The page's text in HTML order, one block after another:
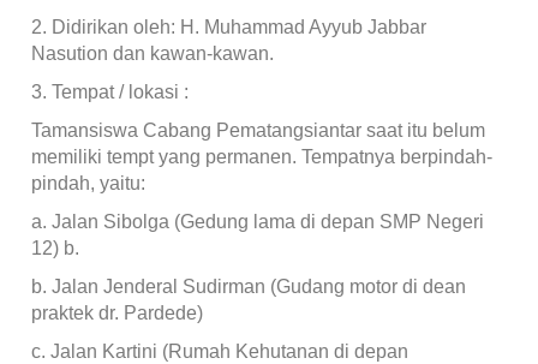
2. Didirikan oleh: H. Muhammad Ayyub Jabbar
Nasution dan kawan-kawan.
3. Tempat / lokasi :
Tamansiswa Cabang Pematangsiantar saat itu belum
memiliki tempt yang permanen. Tempatnya berpindah-
pindah, yaitu:
a. Jalan Sibolga (Gedung lama di depan SMP Negeri
12) b.
b. Jalan Jenderal Sudirman (Gudang motor di dean
praktek dr. Pardede)
c. Jalan Kartini (Rumah Kehutanan di depan